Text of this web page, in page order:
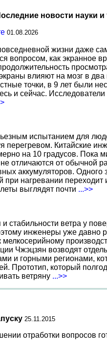
новости науки
01.08.2026
жизни даже
вопросом, как экранное
влияют на мозг в
точки, в 9 лет были
и сейчас.
испытанием для
перегревом. Китайские
на 10 градусов. Пока
отличаются от обычной
аккумуляторов.
нагревании переходит
выглядят почти ...>>
стабильности ветра у
инженеры уже давно
Чжэцзян возводят
и горными регионами,
Прототип, который
ветряну ...>>
25.11.2015
отработки вопросов